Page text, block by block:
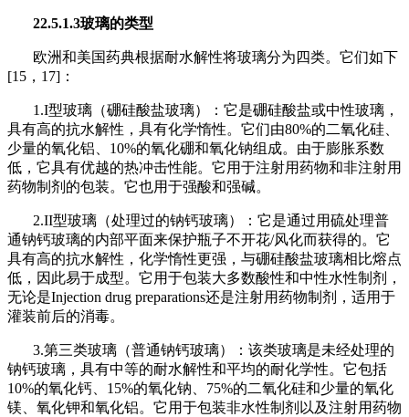
22.5.1.3玻璃的类型
欧洲和美国药典根据耐水解性将玻璃分为四类。它们如下
[15，17]：
1.I型玻璃（硼硅酸盐玻璃）：它是硼硅酸盐或中性玻璃，
具有高的抗水解性，具有化学惰性。它们由80%的二氧化硅、
少量的氧化铝、10%的氧化硼和氧化钠组成。由于膨胀系数
低，它具有优越的热冲击性能。它用于注射用药物和非注射用
药物制剂 的包装。它也用于强酸和强碱。
2.II型玻璃（处理过的钠钙玻璃）：它是通过用硫处理普
通钠钙玻璃的内部平面来保护瓶子不开花/风化而获得的。它
具有高的抗水解性，化学惰性更强，与硼硅酸盐玻璃相比熔点
低，因此易于成型。它用于包装大多数酸性和中性水性制剂，
无论是Injection drug preparations还是注射用药物制剂，适用于
灌装前后的消毒。
3.第三类玻璃（普通钠钙玻璃）：该类玻璃是未经处理的
钠钙玻璃，具有中等的耐水解性和平均的耐化学性。它包括
10%的氧化钙、15%的氧化钠、75%的二氧化硅和少量的氧化
镁、氧化钾和氧化铝。它用于包装非水性制剂以及注射用药物